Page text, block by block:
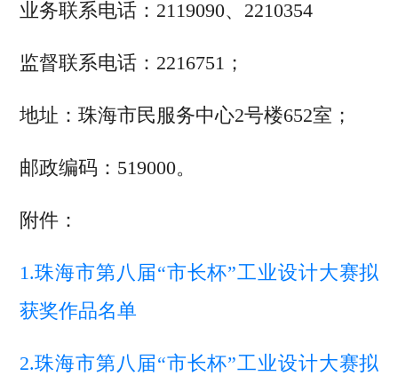
业务联系电话：2119090、2210354
监督联系电话：2216751；
地址：珠海市民服务中心2号楼652室；
邮政编码：519000。
附件：
1.珠海市第八届“市长杯”工业设计大赛拟
获奖作品名单
2.珠海市第八届“市长杯”工业设计大赛拟